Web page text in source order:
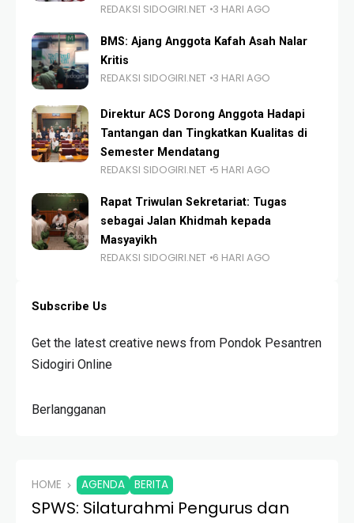
REDAKSI SIDOGIRI.NET 3 HARI AGO
BMS: Ajang Anggota Kafah Asah Nalar
Kritis
REDAKSI SIDOGIRI.NET 3 HARI AGO
Direktur ACS Dorong Anggota Hadapi
Tantangan dan Tingkatkan Kualitas di
Semester Mendatang
REDAKSI SIDOGIRI.NET 5 HARI AGO
Rapat Triwulan Sekretariat: Tugas
sebagai Jalan Khidmah kepada
Masyayikh
REDAKSI SIDOGIRI.NET 6 HARI AGO
Subscribe Us
Get the latest creative news from Pondok Pesantren
Sidogiri Online
Berlangganan
HOME AGENDA BERITA
SPWS: Silaturahmi Pengurus dan